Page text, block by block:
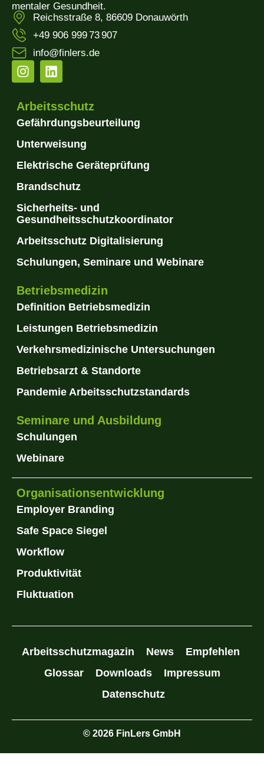
mentaler Gesundheit.
Reichsstraße 8, 86609 Donauwörth
+49 906 999 73 907
info@finlers.de
Arbeitsschutz
Gefährdungsbeurteilung
Unterweisung
Elektrische Geräteprüfung
Brandschutz
Sicherheits- und
Gesundheitsschutzkoordinator
Arbeitsschutz Digitalisierung
Schulungen, Seminare und Webinare
Betriebsmedizin
Definition Betriebsmedizin
Leistungen Betriebsmedizin
Verkehrsmedizinische Untersuchungen
Betriebsarzt & Standorte
Pandemie Arbeitsschutzstandards
Seminare und Ausbildung
Schulungen
Webinare
Organisationsentwicklung
Employer Branding
Safe Space Siegel
Workflow
Produktivität
Fluktuation
Arbeitsschutzmagazin News
Empfehlen
Glossar
Downloads
Impressum
Datenschutz
© 2026 FinLers GmbH